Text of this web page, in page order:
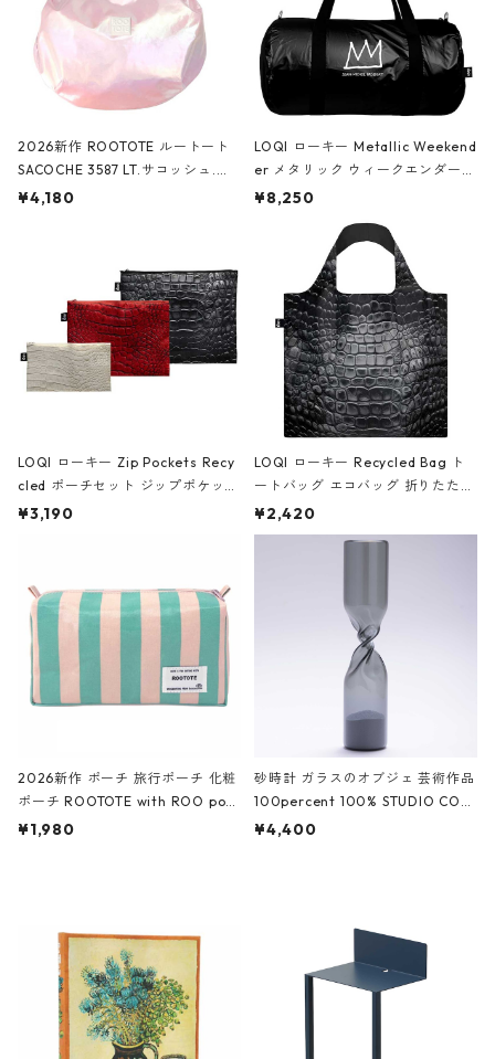
2026新作 ROOTOTE ルートート
SACOCHE 3587 LT.サコッシュ.ル
ミエ-B ショルダーバッグ グロスピ
¥4,180
LOQI ローキー Metallic Weekend
er メタリック ウィークエンダー
ボストンバッグ ショルダーバッグ
Black ジャン=ミッシェル・バスキ
ア/クラウン ブラック
¥8,250
LOQI ローキー Zip Pockets Recy
cled ポーチセット ジップポケット
ファスナーポーチ 撥水加工 トラベ
ーガンディー、オフホワイト
¥3,190
LOQI ローキー Recycled Bag ト
ートバッグ エコバッグ 折りたたみ
大きめ 撥水加工 収納ポーチ CRO
CODILE/Black クロコダイル/ブラ
¥2,420
2026新作 ポーチ 旅行ポーチ 化粧
ポーチ ROOTOTE with ROO pou
ch 3532 ルートート WR.ポーチ.ラ
¥1,980
砂時計 ガラスのオブジェ 芸術作品
100percent 100% STUDIO COH
AKU Timeless 100パーセント ス
¥4,400